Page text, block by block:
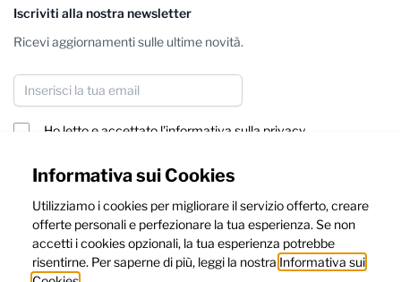
Informativa sui Cookies
Utilizziamo i cookies per migliorare il servizio offerto, creare
offerte personali e perfezionare la tua esperienza. Se non
accetti i cookies opzionali, la tua esperienza potrebbe
risentirne. Per saperne di più, leggi la nostra Informativa sui
Iscriviti alla nostra newsletter
Ricevi aggiornamenti sulle ultime novità.
Indirizzo email
Ho letto e accettato l'informativa sulla privacy
Iscriviti
Questo sito è protetto da reCAPTCHA, e dallePrivacy Policye
Termini e Condizionidi Google.